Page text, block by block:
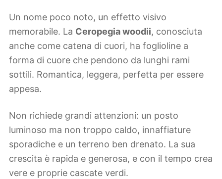
Un nome poco noto, un effetto visivo
memorabile. La Ceropegia woodii, conosciuta
anche come catena di cuori, ha foglioline a
forma di cuore che pendono da lunghi rami
sottili. Romantica, leggera, perfetta per essere
appesa.
Non richiede grandi attenzioni: un posto
luminoso ma non troppo caldo, innaffiature
sporadiche e un terreno ben drenato. La sua
crescita è rapida e generosa, e con il tempo crea
vere e proprie cascate verdi.